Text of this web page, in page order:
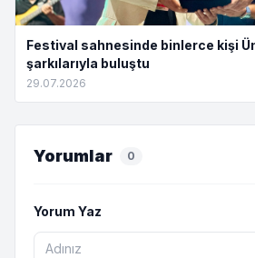
Festival sahnesinde binlerce kişi
şarkılarıyla buluştu
29.07.2026
Yorumlar 0
Yorum Yaz